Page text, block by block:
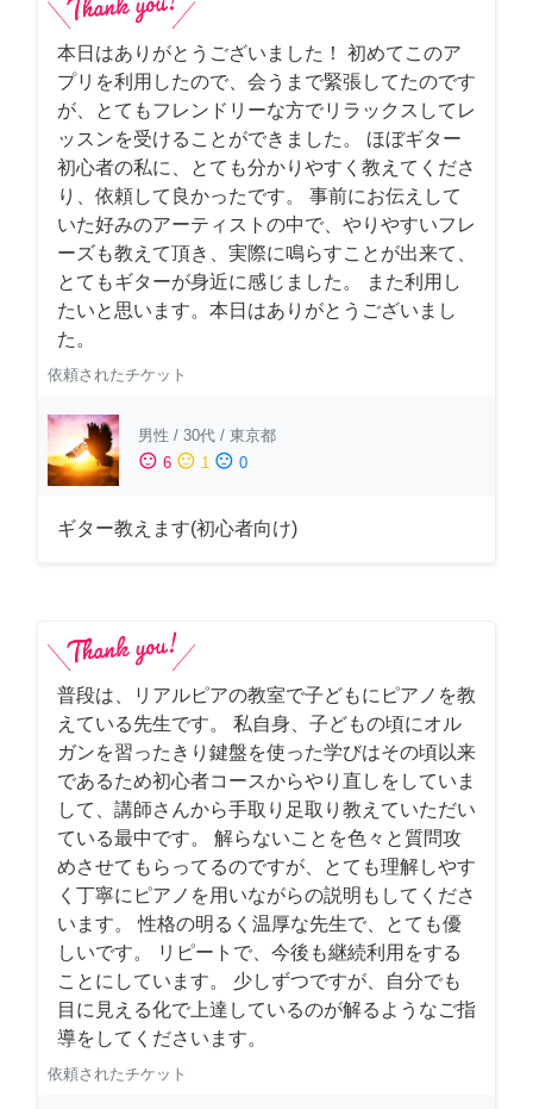
本日はありがとうございました！ 初めてこのア
プリを利用したので、会うまで緊張してたのです
が、とてもフレンドリーな方でリラックスしてレ
ッスンを受けることができました。 ほぼギター
初心者の私に、とても分かりやすく教えてくださ
り、依頼して良かったです。 事前にお伝えして
いた好みのアーティストの中で、やりやすいフレ
ーズも教えて頂き、実際に鳴らすことが出来て、
とてもギターが身近に感じました。 また利用し
たいと思います。本日はありがとうございまし
た。
依頼されたチケット
男性 / 30代 / 東京都
sentiment_satisfied 6 sentiment_neutral 1 sentiment_dissatisfied 0
ギター教えます(初心者向け)
普段は、リアルピアの教室で子どもにピアノを教
えている先生です。 私自身、子どもの頃にオル
ガンを習ったきり鍵盤を使った学びはその頃以来
であるため初心者コースからやり直しをしていま
して、講師さんから手取り足取り教えていただい
ている最中です。 解らないことを色々と質問攻
めさせてもらってるのですが、とても理解しやす
く丁寧にピアノを用いながらの説明もしてくださ
います。 性格の明るく温厚な先生で、とても優
しいです。 リピートで、今後も継続利用をする
ことにしています。 少しずつですが、自分でも
目に見える化で上達しているのが解るようなご指
導をしてくださいます。
依頼されたチケット